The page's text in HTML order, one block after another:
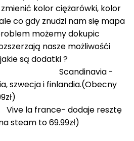
kolor ciężarówki, kolor
co gdy znudzi nam się mapa
możemy dokupic
nasze możliwośći
,jakie są dodatki ?
-
szwecja i finlandia.(Obecny
to 69.99zł)
dodaje resztę
na steam to 69.99zł)